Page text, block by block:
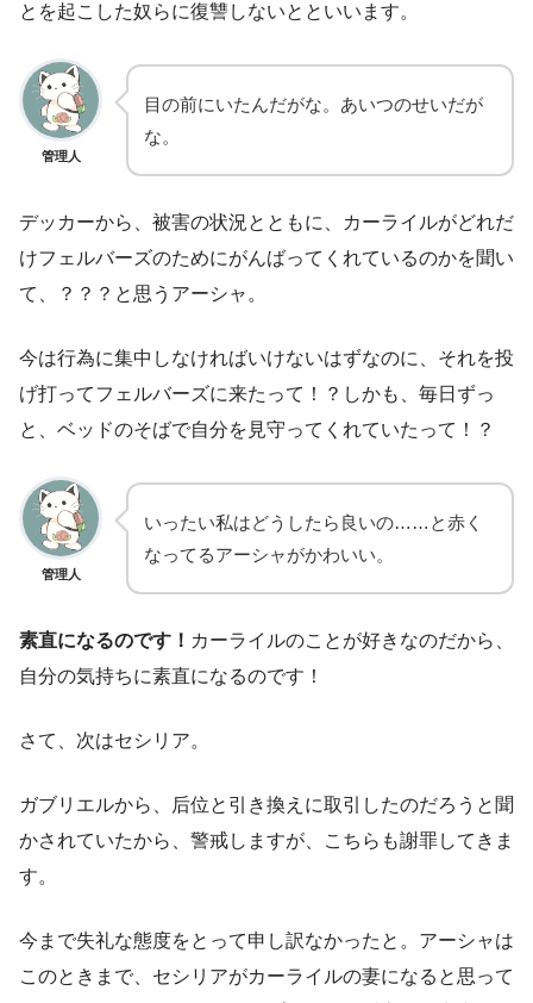
とを起こした奴らに復讐しないとといいます。
管理人
目の前にいたんだがな。あいつのせいだが
な。
デッカーから、被害の状況とともに、カーライルがどれだ
けフェルバーズのためにがんばってくれているのかを聞い
て、？？？と思うアーシャ。
今は行為に集中しなければいけないはずなのに、それを投
げ打ってフェルバーズに来たって！？しかも、毎日ずっ
と、ベッドのそばで自分を見守ってくれていたって！？
管理人
いったい私はどうしたら良いの……と赤く
なってるアーシャがかわいい。
素直になるのです！ カーライルのことが好きなのだから、
自分の気持ちに素直になるのです！
さて、次はセシリア。
ガブリエルから、后位と引き換えに取引したのだろうと聞
かされていたから、警戒しますが、こちらも謝罪してきま
す。
今まで失礼な態度をとって申し訳なかったと。アーシャは
このときまで、セシリアがカーライルの妻になると思って